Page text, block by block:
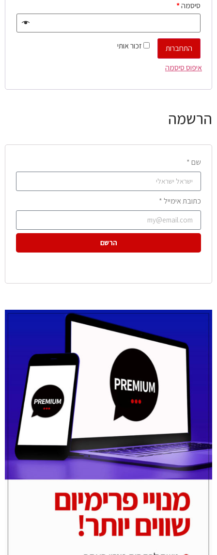
סיסמה*
זכור אותי
התחברות
איפוס סיסמה
הרשמה
שם *
כתובת אימייל *
הרשם